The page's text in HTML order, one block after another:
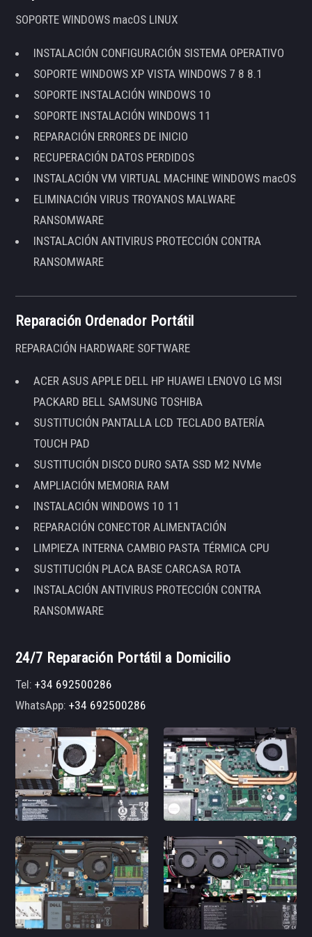
SOPORTE WINDOWS macOS LINUX
INSTALACIÓN CONFIGURACIÓN SISTEMA OPERATIVO
SOPORTE WINDOWS XP VISTA WINDOWS 7 8 8.1
SOPORTE INSTALACIÓN WINDOWS 10
SOPORTE INSTALACIÓN WINDOWS 11
REPARACIÓN ERRORES DE INICIO
RECUPERACIÓN DATOS PERDIDOS
INSTALACIÓN VM VIRTUAL MACHINE WINDOWS macOS
ELIMINACIÓN VIRUS TROYANOS MALWARE
RANSOMWARE
INSTALACIÓN ANTIVIRUS PROTECCIÓN CONTRA
RANSOMWARE
Reparación Ordenador Portátil
REPARACIÓN HARDWARE SOFTWARE
ACER ASUS APPLE DELL HP HUAWEI LENOVO LG MSI
PACKARD BELL SAMSUNG TOSHIBA
SUSTITUCIÓN PANTALLA LCD TECLADO BATERÍA
TOUCH PAD
SUSTITUCIÓN DISCO DURO SATA SSD M2 NVMe
AMPLIACIÓN MEMORIA RAM
INSTALACIÓN WINDOWS 10 11
REPARACIÓN CONECTOR ALIMENTACIÓN
LIMPIEZA INTERNA CAMBIO PASTA TÉRMICA CPU
SUSTITUCIÓN PLACA BASE CARCASA ROTA
INSTALACIÓN ANTIVIRUS PROTECCIÓN CONTRA
RANSOMWARE
24/7 Reparación Portátil a Domicilio
Tel:+34 692500286
WhatsApp:+34 692500286